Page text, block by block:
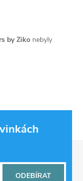
by Ziko nebyly
ODEBÍRAT